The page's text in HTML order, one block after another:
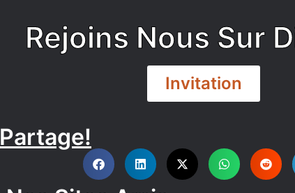
Rejoins Nous Sur
Invitation
DISCORD
Partage!